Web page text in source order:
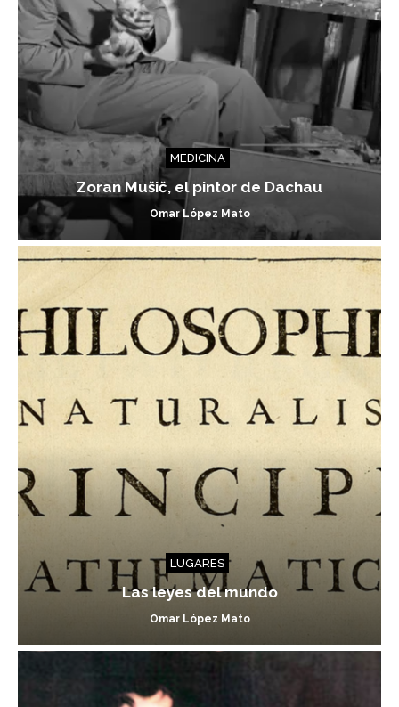
MEDICINA
Zoran Mušič, el pintor de Dachau
Omar López Mato
LUGARES
Las leyes del mundo
Omar López Mato